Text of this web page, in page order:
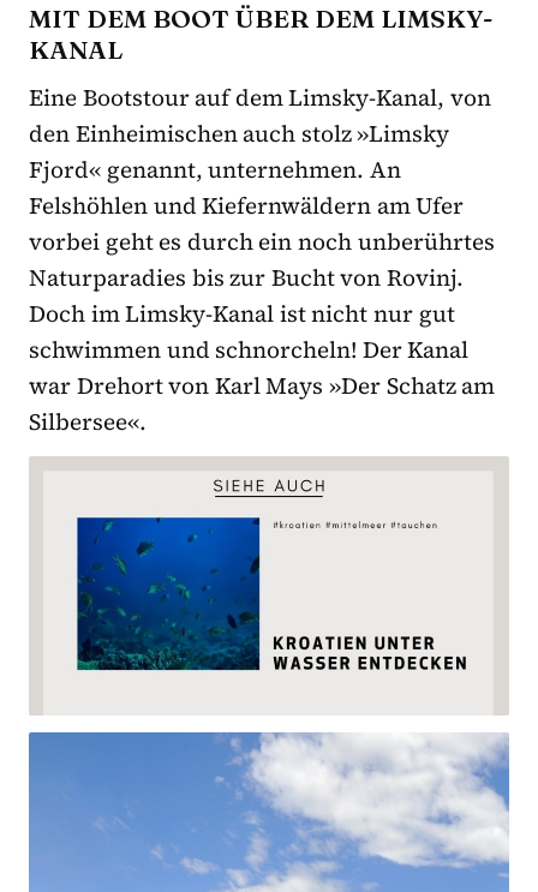
MIT DEM BOOT ÜBER DEM LIMSKY-
KANAL
Eine Bootstour auf dem Limsky-Kanal, von
den Einheimischen auch stolz »Limsky
Fjord« genannt, unternehmen. An
Felshöhlen und Kiefernwäldern am Ufer
vorbei geht es durch ein noch unberührtes
Naturparadies bis zur Bucht von Rovinj.
Doch im Limsky-Kanal ist nicht nur gut
schwimmen und schnorcheln! Der Kanal
war Drehort von Karl Mays »Der Schatz am
Silbersee«.